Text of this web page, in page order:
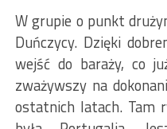
W grupie o punkt
Duńczycy. Dzięki
wejść do baraży, co
zważywszy na
ostatnich latach. Tam